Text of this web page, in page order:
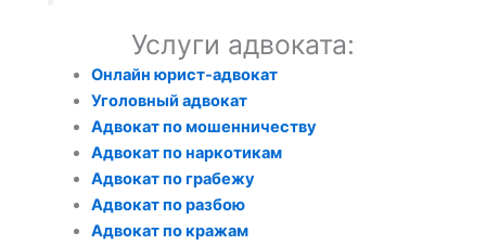
Услуги адвоката:
Онлайн юрист-адвокат
Уголовный адвокат
Адвокат по мошенничеству
Адвокат по наркотикам
Адвокат по грабежу
Адвокат по разбою
Адвокат по кражам